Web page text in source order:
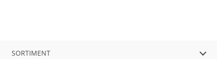
SORTIMENT